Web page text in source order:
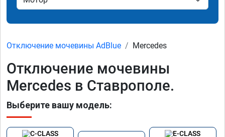
Отключение мочевины AdBlue Mercedes
Отключение мочевины
Mercedes в Ставрополе.
Выберите вашу модель: